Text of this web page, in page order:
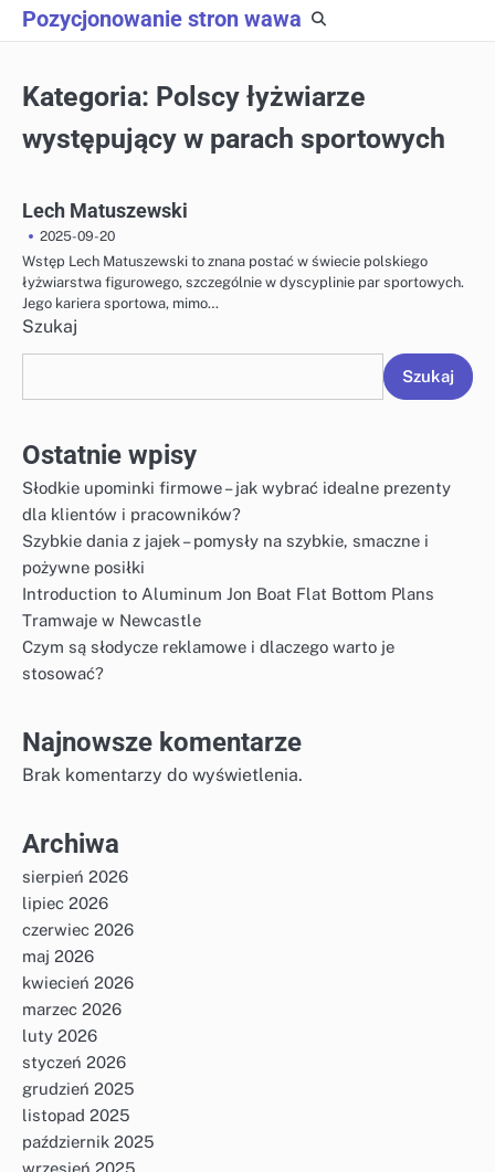
Skip
to
Pozycjonowanie stron wawa
Kategoria: Polscy łyżwiarze
występujący w parach sportowych
Lech Matuszewski
2025-09-20
Wstęp Lech Matuszewski to znana postać w świecie polskiego
łyżwiarstwa figurowego, szczególnie w dyscyplinie par sportowych.
Jego kariera sportowa, mimo…
Szukaj
Szukaj
Ostatnie wpisy
Słodkie upominki firmowe – jak wybrać idealne prezenty
dla klientów i pracowników?
Szybkie dania z jajek – pomysły na szybkie, smaczne i
pożywne posiłki
Introduction to Aluminum Jon Boat Flat Bottom Plans
Tramwaje w Newcastle
Czym są słodycze reklamowe i dlaczego warto je
stosować?
Najnowsze komentarze
Brak komentarzy do wyświetlenia.
Archiwa
sierpień 2026
lipiec 2026
czerwiec 2026
maj 2026
kwiecień 2026
marzec 2026
luty 2026
styczeń 2026
grudzień 2025
listopad 2025
październik 2025
wrzesień 2025